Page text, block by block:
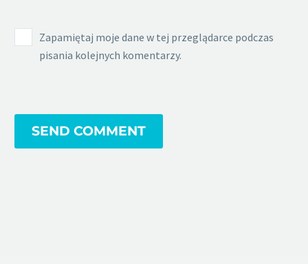
Zapamiętaj moje dane w tej przeglądarce podczas
pisania kolejnych komentarzy.
SEND COMMENT